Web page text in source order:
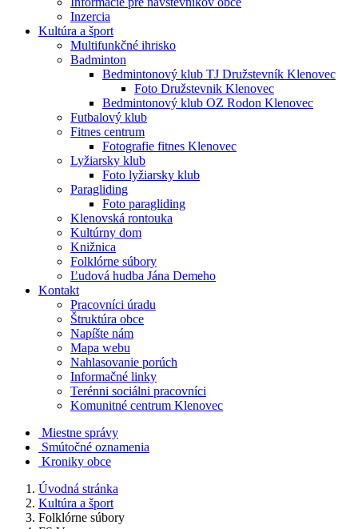
Inzercia
Kultúra a šport
Multifunkčné ihrisko
Badminton
Bedmintonový klub TJ Družstevník Klenovec
Foto Družstevnik Klenovec
Bedmintonový klub OZ Rodon Klenovec
Futbalový klub
Fitnes centrum
Fotografie fitnes Klenovec
Lyžiarsky klub
Foto lyžiarsky klub
Paragliding
Foto paragliding
Klenovská rontouka
Kultúrny dom
Knižnica
Folklórne súbory
Ľudová hudba Jána Demeho
Kontakt
Pracovníci úradu
Štruktúra obce
Napíšte nám
Mapa webu
Nahlasovanie porúch
Informačné linky
Terénni sociálni pracovníci
Komunitné centrum Klenovec
Miestne správy
Smútočné oznamenia
Kroniky obce
Úvodná stránka
Kultúra a šport
Folklórne súbory